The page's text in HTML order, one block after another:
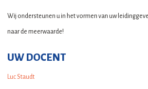
Wij ondersteunen u in het vormen van uw
naar de meerwaarde!
UW DOCENT
Luc Staudt